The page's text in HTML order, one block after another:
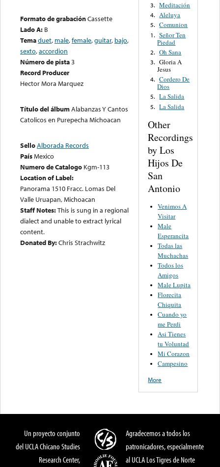
Formato de grabaciónCassette
Lado A: B
Temaduet, male,female,guitar, bajo,
sexto,accordion
Número de pista3
Record Producer
Hector Mora Marquez
Título del álbumAlabanzas Y Cantos
Catolicos en Purepecha Michoacan
SelloAlborada Records
PaísMexico
Numero de Catalogo Kgm-113
Location of Label:
Panorama 1510 Fracc. Lomas Del
Valle Uruapan, Michoacan
Staff Notes:This is sung in a regional
dialect and unable to extract lyrical
content.
Donated By:Chris Strachwitz
3. Meditación
4. Aleluya
5. Comunion
1. Señor Ten
Piedad
2. Oh Sana
3. Gloria A
Jesus
4. Cordero De
Dios
5. La Salida
5. La Salida
Other
Recordings
by Los
Hijos De
San
Antonio
Venimos A
Visitar
Male
Esperancita
Todas las
Muchachas
Todos los
Amigos
Male Lupita
Florecita
Chiquita
Cuando yo
me Perdi
Asi Tienes
tu Voluntad
Mi Corazon
Campesino
More
Un proyecto conjunto
del UCLA Chicano Studies
Research Center,
Agradecemos a todos los
patronicadores, especialmente
al UCLA Los Tigres de Norte